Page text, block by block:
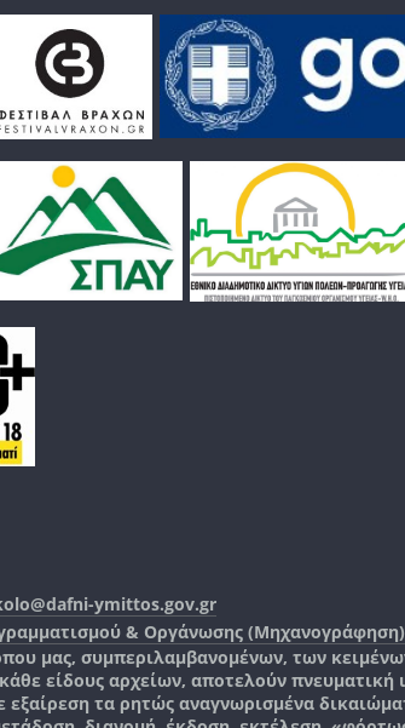
ymittos.gov.gr
& Οργάνωσης (Μηχανογράφηση)
μας, συμπεριλαμβανομένων, των
είδους αρχείων, αποτελούν πνευματική
εξαίρεση τα ρητώς αναγνωρισμένα